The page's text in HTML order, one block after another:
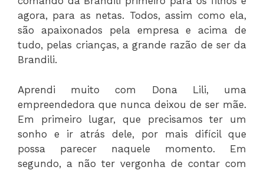
agora, para as netas. Todos, assim como ela,
são apaixonados pela empresa e acima de
tudo, pelas crianças, a grande razão de ser da
Brandili.
Aprendi muito com Dona Lili, uma
empreendedora que nunca deixou de ser mãe.
Em primeiro lugar, que precisamos ter um
sonho e ir atrás dele, por mais difícil que
possa parecer naquele momento. Em
segundo, a não ter vergonha de contar com